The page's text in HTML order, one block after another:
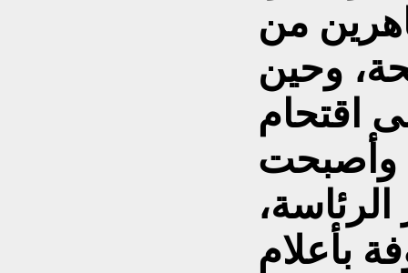
من
وحين
اقتحام
وأصبحت
بأعلام